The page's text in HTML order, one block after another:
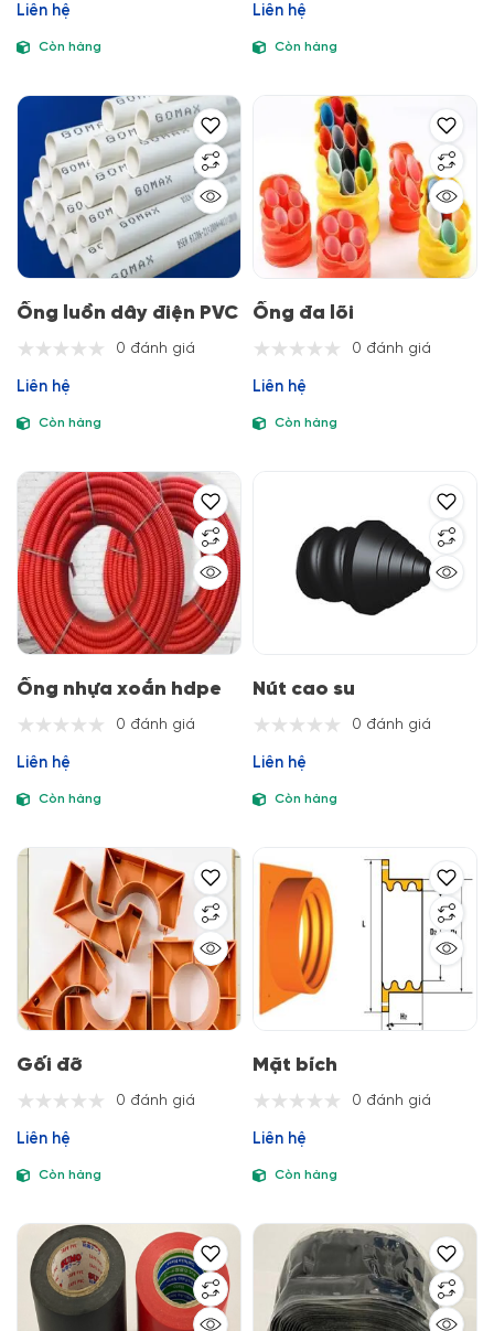
Liên hệ
Còn hàng
Liên hệ
Còn hàng
Ống luồn dây điện PVC
0 đánh giá
Liên hệ
Còn hàng
Ống đa lõi
0 đánh giá
Liên hệ
Còn hàng
Ống nhựa xoắn hdpe
0 đánh giá
Liên hệ
Còn hàng
Nút cao su
0 đánh giá
Liên hệ
Còn hàng
Gối đỡ
0 đánh giá
Liên hệ
Còn hàng
Mặt bích
0 đánh giá
Liên hệ
Còn hàng